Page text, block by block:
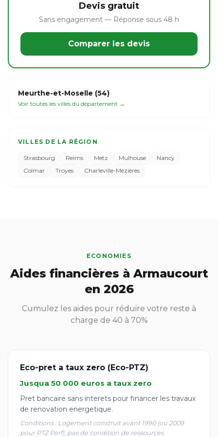
Devis gratuit
Sans engagement — Réponse sous 48 h
Comparer les devis
Meurthe-et-Moselle (54)
Voir toutes les villes du département →
VILLES DE LA RÉGION
Strasbourg Reims Metz Mulhouse
Nancy
Colmar
Troyes Charleville-Mézières
ECONOMIES
Aides financières à Armaucourt
en 2026
Cumulez les aides pour réduire votre reste à
charge de 40 à 70%
Eco-pret a taux zero (Eco-PTZ)
Jusqua 50 000 euros a taux zero
Pret bancaire sans interets pour financer les travaux
de renovation energetique.
Conditions : Logement construit avant 1990 (ou 2009
pour PTZ Perf), pas de condition de ressources